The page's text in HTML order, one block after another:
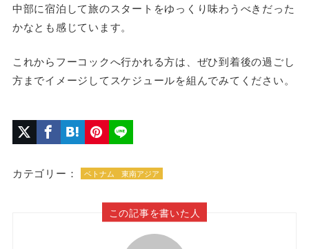
中部に宿泊して旅のスタートをゆっくり味わうべきだった
かなとも感じています。
これからフーコックへ行かれる方は、ぜひ到着後の過ごし
方までイメージしてスケジュールを組んでみてください。
カテゴリー： ベトナム 東南アジア
この記事を書いた人